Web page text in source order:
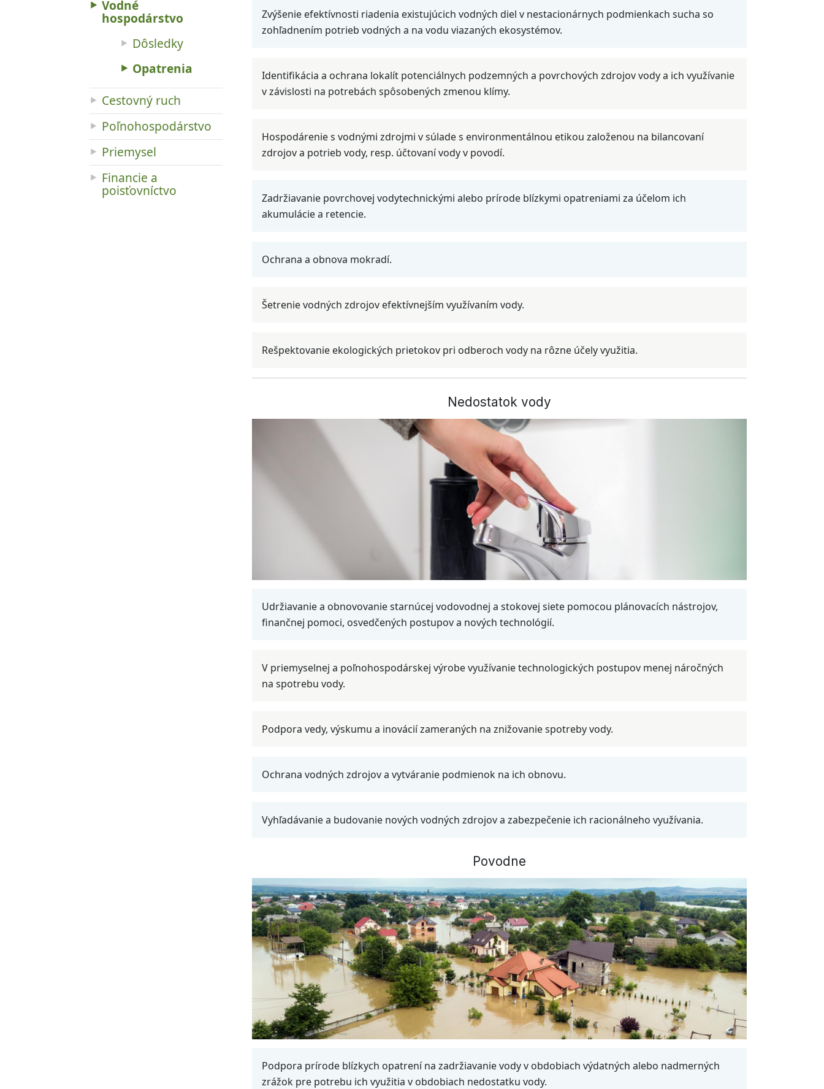
Zvýšenie efektívnosti riadenia existujúcich vodných diel v nestacionárnych podmienkach sucha so
zohľadnením potrieb vodných a na vodu viazaných ekosystémov.
Identifikácia a ochrana lokalít potenciálnych podzemných a povrchových zdrojov vody a ich využívanie
v závislosti na potrebách spôsobených zmenou klímy.
Hospodárenie s vodnými zdrojmi v súlade s environmentálnou etikou založenou na bilancovaní
zdrojov a potrieb vody, resp. účtovaní vody v povodí.
Zadržiavanie povrchovej vodytechnickými alebo prírode blízkymi opatreniami za účelom ich
akumulácie a retencie.
Ochrana a obnova mokradí.
Šetrenie vodných zdrojov efektívnejším využívaním vody.
Rešpektovanie ekologických prietokov pri odberoch vody na rôzne účely využitia.
Nedostatok vody
Udržiavanie a obnovovanie starnúcej vodovodnej a stokovej siete pomocou plánovacích nástrojov,
finančnej pomoci, osvedčených postupov a nových technológií.
V priemyselnej a poľnohospodárskej výrobe využívanie technologických postupov menej náročných
na spotrebu vody.
Podpora vedy, výskumu a inovácií zameraných na znižovanie spotreby vody.
Ochrana vodných zdrojov a vytváranie podmienok na ich obnovu.
Vyhľadávanie a budovanie nových vodných zdrojov a zabezpečenie ich racionálneho využívania.
Povodne
Podpora prírode blízkych opatrení na zadržiavanie vody v obdobiach výdatných alebo nadmerných
zrážok pre potrebu ich využitia v obdobiach nedostatku vody.
Vodné
hospodárstvo
Dôsledky
Opatrenia
Cestovný ruch
Poľnohospodárstvo
Priemysel
Financie a
poisťovníctvo